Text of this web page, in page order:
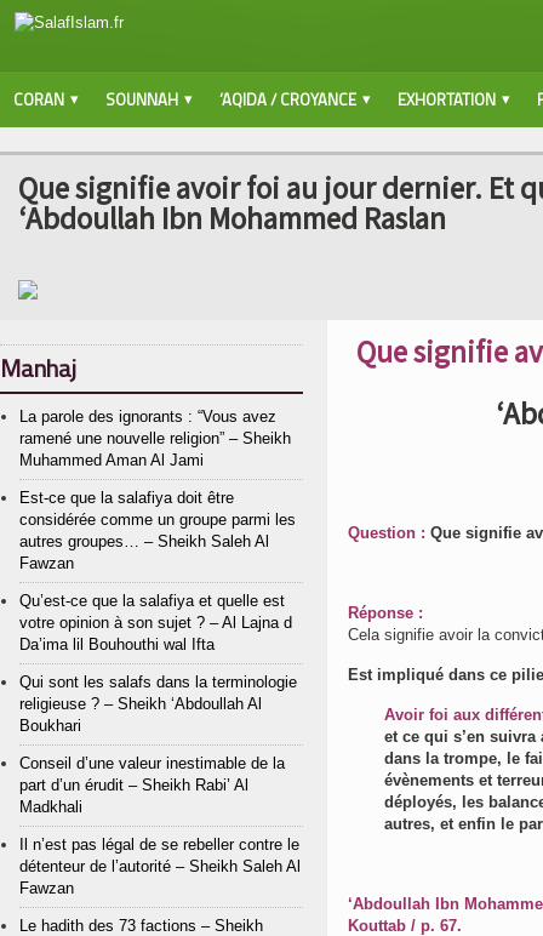
CORAN SOUNNAH ‘AQIDA / CROYANCE EXHORTATION
Que signifie avoir foi au jour dernier. Et
‘Abdoullah Ibn Mohammed Raslan
Que signifie
Question : Que signifie
Réponse :
Cela signifie avoir la
Est impliqué dans ce
Avoir foi aux
et ce qui s’en
dans la trompe, le
évènements et
déployés, les
autres, et enfin le
‘Abdoullah Ibn
Kouttab / p. 67.
Manhaj
La parole des ignorants : “Vous avez
ramené une nouvelle religion” – Sheikh
Muhammed Aman Al Jami
Est-ce que la salafiya doit être
considérée comme un groupe parmi les
autres groupes… – Sheikh Saleh Al
Fawzan
Qu’est-ce que la salafiya et quelle est
votre opinion à son sujet ? – Al Lajna d
Da’ima lil Bouhouthi wal Ifta
Qui sont les salafs dans la terminologie
religieuse ? – Sheikh ‘Abdoullah Al
Boukhari
Conseil d’une valeur inestimable de la
part d’un érudit – Sheikh Rabi’ Al
Madkhali
Il n’est pas légal de se rebeller contre le
détenteur de l’autorité – Sheikh Saleh Al
Fawzan
Le hadith des 73 factions – Sheikh